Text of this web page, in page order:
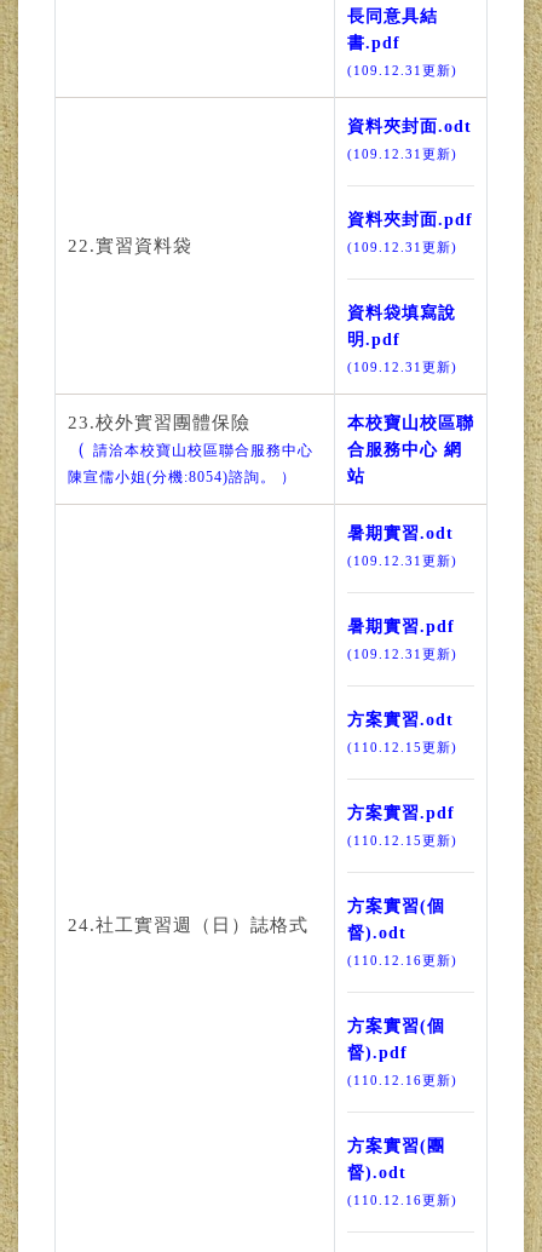
長同意具結
書.pdf
(109.12.31更新)
22.實習資料袋
資料夾封面.odt
(109.12.31更新)
資料夾封面.pdf
(109.12.31更新)
資料袋填寫說
明.pdf
(109.12.31更新)
23.校外實習團體保險
（ 請洽本校寶山校區聯合服務中心
陳宣儒小姐(分機:8054)諮詢。 ）
本校寶山校區聯
合服務中心 網
站
24.社工實習週（日）誌格式
暑期實習.odt
(109.12.31更新)
暑期實習.pdf
(109.12.31更新)
方案實習.odt
(110.12.15更新)
方案實習.pdf
(110.12.15更新)
方案實習(個
督).odt
(110.12.16更新)
方案實習(個
督).pdf
(110.12.16更新)
方案實習(團
督).odt
(110.12.16更新)